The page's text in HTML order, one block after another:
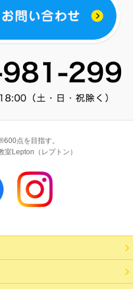
点を目指す。
室Lepton（レプトン）